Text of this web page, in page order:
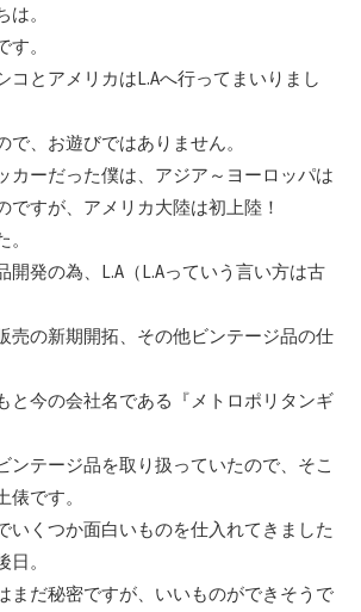
。
。
コとアメリカはL.Aへ行ってまいりまし
で、お遊びではありません。
カーだった僕は、アジア～ヨーロッパは
ですが、アメリカ大陸は初上陸！
開発の為、L.A（L.Aっていう言い方は古
売の新期開拓、その他ビンテージ品の仕
と今の会社名である『メトロポリタンギ
ンテージ品を取り扱っていたので、そこ
です。
いくつか面白いものを仕入れてきました
。
まだ秘密ですが、いいものができそうで